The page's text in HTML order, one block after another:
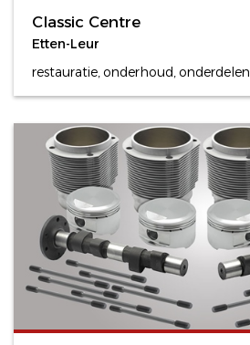
Classic Centre
Etten-Leur
restauratie, onderhoud, onderdelen